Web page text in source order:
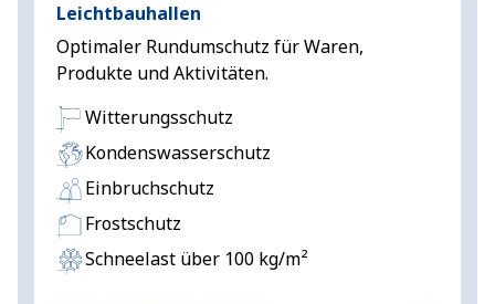
Leichtbauhallen
Optimaler Rundumschutz für Waren,
Produkte und Aktivitäten.
Witterungsschutz
Kondenswasserschutz
Einbruchschutz
Frostschutz
Schneelast über 100 kg/m²